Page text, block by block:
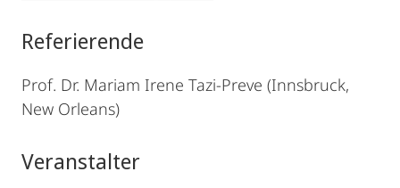
Referierende
Prof. Dr. Mariam Irene Tazi-Preve (Innsbruck,
New Orleans)
Veranstalter